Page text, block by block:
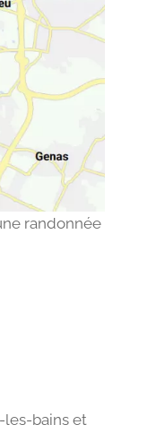
randonnée
les-bains et